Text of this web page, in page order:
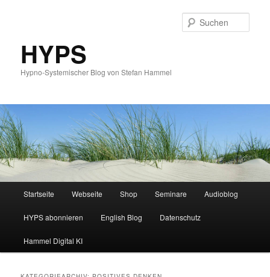
HYPS
Hypno-Systemischer Blog von Stefan Hammel
Zum
primären
Inhalt
springen
Zum
sekundären
Inhalt
springen
Startseite Webseite Shop Seminare Audioblog
HYPS abonnieren English Blog Datenschutz
Hammel Digital KI